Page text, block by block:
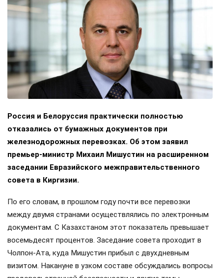
Россия и Белоруссия практически полностью
отказались от бумажных документов при
железнодорожных перевозках. Об этом заявил
премьер-министр Михаил Мишустин на расширенном
заседании Евразийского межправительственного
совета в Киргизии.
По его словам, в прошлом году почти все перевозки
между двумя странами осуществлялись по электронным
документам. С Казахстаном этот показатель превышает
восемьдесят процентов. Заседание совета проходит в
Чолпон-Ата, куда Мишустин прибыл с двухдневным
визитом. Накануне в узком составе обсуждались вопросы